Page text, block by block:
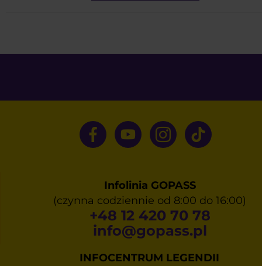
Infolinia GOPASS
(czynna codziennie od 8:00 do 16:00)
+48 12 420 70 78
info@gopass.pl
INFOCENTRUM LEGENDII